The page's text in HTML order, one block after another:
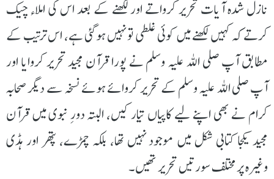
نازل شدہ آیات تحریر کرواتے اور لکھنے کے بعد اس کی املاء چیک
کرتے کہ کہیں لکھنے میں کوئی غلطی تو نہیں ہوگئی ہے، اس ترتیب کے
مطابق آپ صلی اللہ علیہ وسلم نے پورا قرآن مجید تحریر کروایا اور
آپ صلی اللہ علیہ وسلم کے تحریر کروائے ہوئے نسخہ سے دیگر صحابہ
کرام نے بھی اپنے لیے کاپیاں تیار کیں، البتہ دورِ نبوی میں قرآن
مجید یکجا کتابی شکل میں موجود نہیں تھا، بلکہ چمڑے، پتھر اور ہڈی
وغیرہ پر مختلف سورتیں تحریر تھیں۔